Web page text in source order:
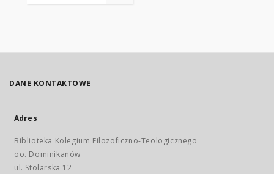
DANE KONTAKTOWE
Adres
Biblioteka Kolegium Filozoficzno-Teologicznego
oo. Dominikanów
ul. Stolarska 12